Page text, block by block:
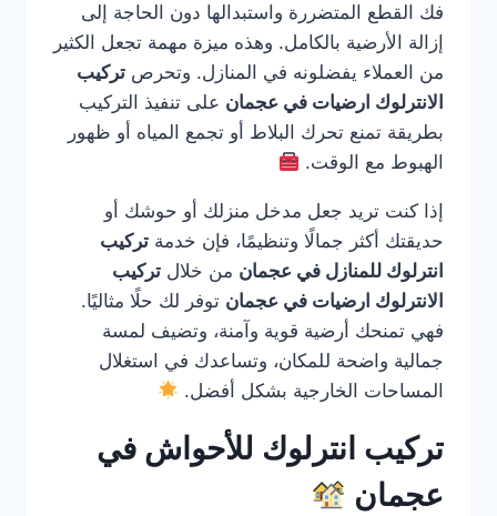
فك القطع المتضررة واستبدالها دون الحاجة إلى
إزالة الأرضية بالكامل. وهذه ميزة مهمة تجعل الكثير
من العملاء يفضلونه في المنازل. وتحرص تركيب
الانترلوك ارضيات في عجمان على تنفيذ التركيب
بطريقة تمنع تحرك البلاط أو تجمع المياه أو ظهور
الهبوط مع الوقت.
إذا كنت تريد جعل مدخل منزلك أو حوشك أو
حديقتك أكثر جمالًا وتنظيمًا، فإن خدمة تركيب
انترلوك للمنازل في عجمان من خلال تركيب
الانترلوك ارضيات في عجمان توفر لك حلًا مثاليًا.
فهي تمنحك أرضية قوية وآمنة، وتضيف لمسة
جمالية واضحة للمكان، وتساعدك في استغلال
المساحات الخارجية بشكل أفضل.
تركيب انترلوك للأحواش في
عجمان